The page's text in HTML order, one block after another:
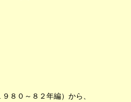
８０～８２年編）から、